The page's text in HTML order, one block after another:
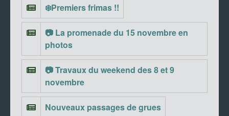
❄️Premiers frimas !!
📷 La promenade du 15 novembre en
photos
📷 Travaux du weekend des 8 et 9
novembre
Nouveaux passages de grues